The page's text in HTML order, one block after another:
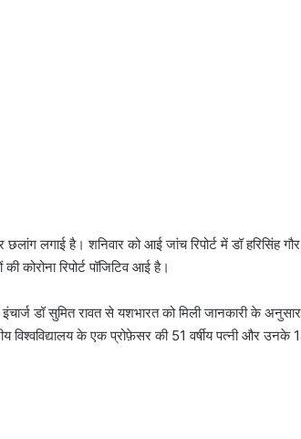
लगाई है। शनिवार को आई जांच रिपोर्ट में डॉ हरिसिंह
रिपोर्ट पॉजिटिव आई है।
डॉ सुमित रावत से यशभारत को मिली जानकारी के
विश्वविद्यालय के एक प्रोफ़ेसर की 51 वर्षीय पत्नी और उनके